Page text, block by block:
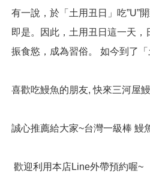
有一說，於「土用丑日」吃”U”
即是。因此，土用丑日這一天
振食慾，成為習俗。 如今到了
喜歡吃鰻魚的朋友, 快來三河屋
誠心推薦給大家~台灣一級棒 鰻
歡迎利用本店Line外帶預約喔~